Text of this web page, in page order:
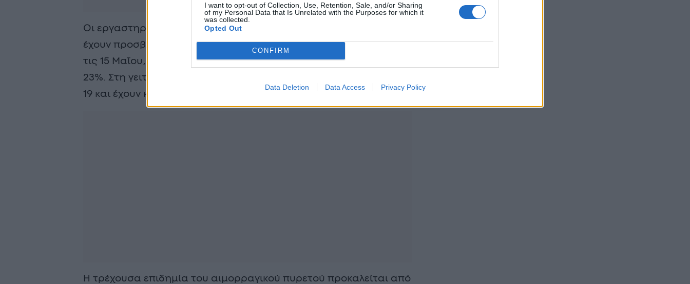
I want to opt-out of Collection, Use, Retention, Sale, and/or Sharing
of my Personal Data that Is Unrelated with the Purposes for which it
was collected.
Opted Out
CONFIRM
Data Deletion Data Access Privacy Policy
Οι εργαστηριακές εξετάσεις επιβεβαίωσαν ότι 875 άνθρωποι
έχουν προσβληθεί από τον ιό και οι 202 από αυτούς πέθαναν από
τις 15 Μαΐου, κάτι που σημαίνει ότι η θνησιμότητα ανέρχεται στο
23%. Στη γειτονική Ουγκάντα τα επιβεβαιωμένα κρούσματα είναι
19 και έχουν καταγραφεί δύο θάνατοι.
Η τρέχουσα επιδημία του αιμορραγικού πυρετού προκαλείται από